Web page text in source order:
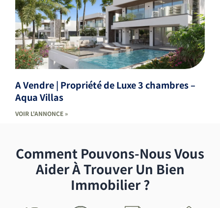
A Vendre | Propriété de Luxe 3 chambres –
Aqua Villas
VOIR L'ANNONCE »
Comment Pouvons-Nous Vous
Aider À Trouver Un Bien
Immobilier ?